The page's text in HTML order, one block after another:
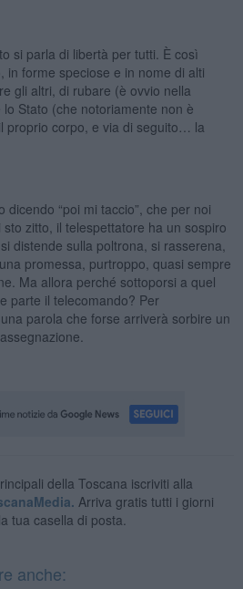
si parla di libertà per tutti. È così
in forme speciose e in nome di alti
gli altri, di rubare (è ovvio nella
Stato (che notoriamente non è
proprio corpo, e via di seguito… la
dicendo “poi mi taccio”, che per noi
sto zitto, il telespettatore ha un sospiro
distende sulla poltrona, si rasserena,
promessa, purtroppo, quasi sempre
Ma allora perché sottoporsi a quel
parte il telecomando? Per
parola che forse arriverà sorbire un
della Toscana iscriviti alla
Arriva gratis tutti i giorni
tua casella di posta.
anche: